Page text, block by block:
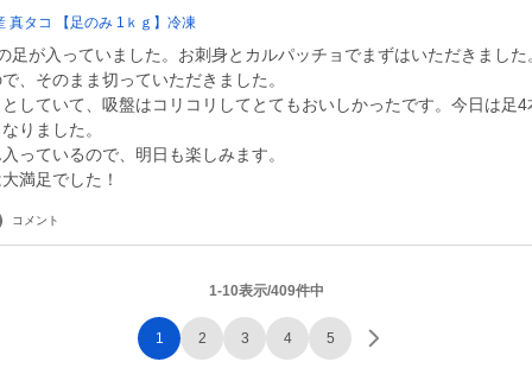
真タコ 【足のみ 1ｋｇ】冷凍
足が入っていました。お刺身とカルパッチョでまずはいただきました
、そのまま切っていただきました。
していて、吸盤はコリコリしてとてもおいしかったです。今日は足
りました。
っているので、明日も楽しみます。
満足でした！
コメント
1-10表示/409件中
1 2 3 4 5